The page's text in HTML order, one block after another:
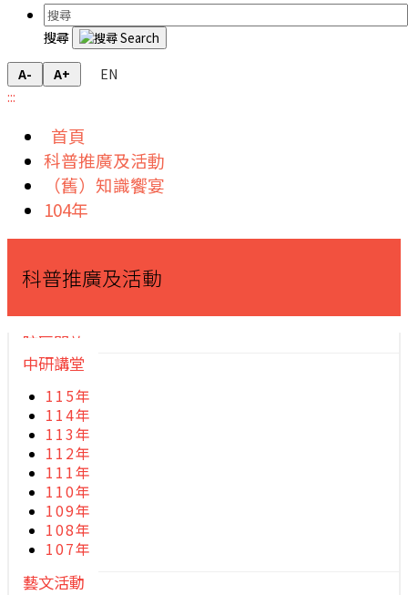
搜尋
A- A+
EN
:::
首頁
科普推廣及活動
（舊）知識饗宴
104年
科普推廣及活動
院區開放
中研講堂
115年
114年
113年
112年
111年
110年
109年
108年
107年
藝文活動